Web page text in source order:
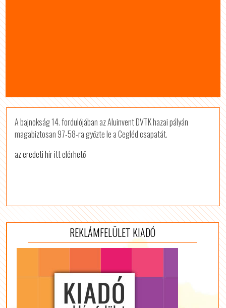
A bajnokság 14. fordulójában az Aluinvent DVTK hazai pályán
magabiztosan 97-58-ra győzte le a Cegléd csapatát.
az eredeti hír itt elérhető
REKLÁMFELÜLET KIADÓ